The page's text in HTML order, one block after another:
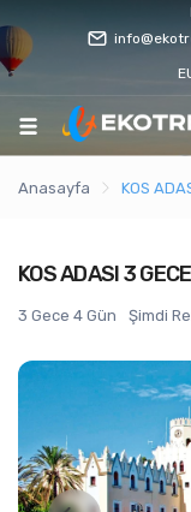
Anasayfa KOS
KOS ADASI 3
3 Gece 4 Gün Şimdi